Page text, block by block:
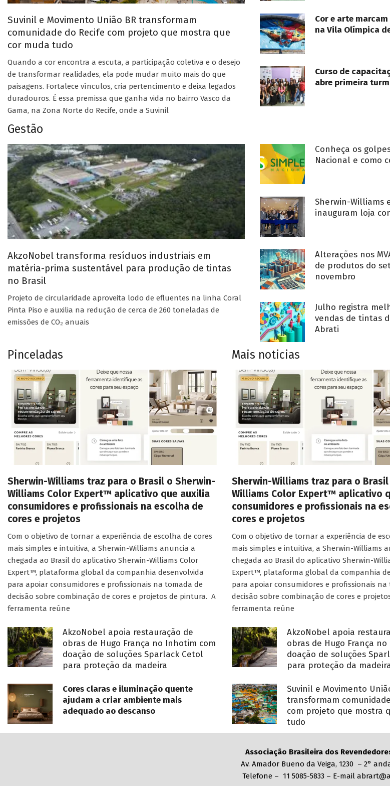
Suvinil e Movimento União BR transformam
comunidade do Recife com projeto que mostra que
cor muda tudo
Quando a cor encontra a escuta, a participação coletiva e o desejo
de transformar realidades, ela pode mudar muito mais do que
paisagens. Fortalece vínculos, cria pertencimento e deixa legados
duradouros. É essa premissa que ganha vida no bairro Vasco da
Gama, na Zona Norte do Recife, onde a Suvinil
Cor e arte
na Vila Olímpica
Curso de
abre primeira
Gestão
AkzoNobel transforma resíduos industriais em
matéria-prima sustentável para produção de tintas
no Brasil
Projeto de circularidade aproveita lodo de efluentes na linha Coral
Pinta Piso e auxilia na redução de cerca de 260 toneladas de
emissões de CO₂ anuais
Conheça os
Nacional e como
Sherwin-Williams
inauguram loja
Alterações nos
de produtos do
novembro
Julho registra
vendas de tintas
Abrati
Pinceladas
Sherwin-Williams traz para o Brasil o Sherwin-
Williams Color Expert™ aplicativo que auxilia
consumidores e profissionais na escolha de
cores e projetos
Com o objetivo de tornar a experiência de escolha de cores
mais simples e intuitiva, a Sherwin-Williams anuncia a
chegada ao Brasil do aplicativo Sherwin-Williams Color
Expert™, plataforma global da companhia desenvolvida
para apoiar consumidores e profissionais na tomada de
decisão sobre combinação de cores e projetos de pintura. A
ferramenta reúne
AkzoNobel apoia restauração de
obras de Hugo França no Inhotim com
doação de soluções Sparlack Cetol
para proteção da madeira
Cores claras e iluminação quente
ajudam a criar ambiente mais
adequado ao descanso
Mais noticias
Sherwin-Williams traz para o
Williams Color Expert™ aplicativo
consumidores e profissionais na
cores e projetos
Com o objetivo de tornar a experiência de
mais simples e intuitiva, a Sherwin-Williams
chegada ao Brasil do aplicativo Sherwin-
Expert™, plataforma global da companhia
para apoiar consumidores e profissionais na
decisão sobre combinação de cores e
ferramenta reúne
AkzoNobel apoia
obras de Hugo França
doação de soluções
para proteção da
Suvinil e Movimento
transformam
com projeto que mostra
tudo
Associação Brasileira dos
Av. Amador Bueno da Veiga, 1230 – 2°
Telefone – 11 5085-5833 – E-mail